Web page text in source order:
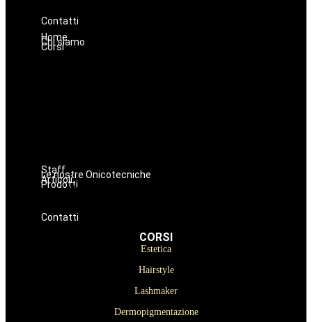
Prodotti per ricostruzione unghie
Contatti
Home
Chi siamo
Corsi
Staff
Le nostre Onicotecniche
Articoli
ProdottiOniconails
Prodotti per ricostruzione unghie
Contatti
CORSI
Estetica
Hairstyle
Lashmaker
Dermopigmentazione